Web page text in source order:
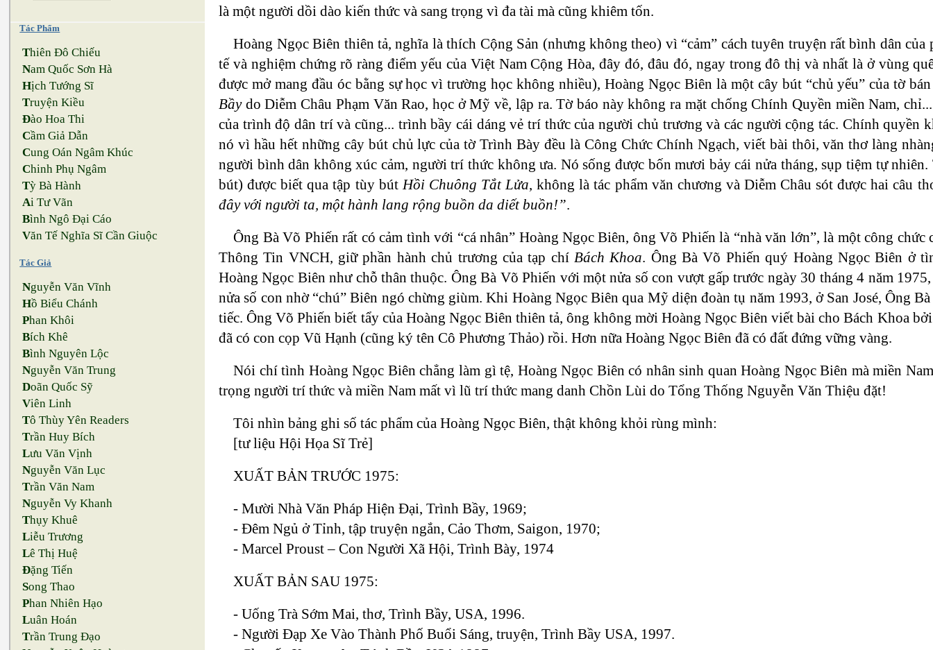
Tác Phẩm
Thiên Đô Chiếu
Nam Quốc Sơn Hà
Hịch Tướng Sĩ
Truyện Kiều
Đào Hoa Thi
Cầm Giả Dẫn
Cung Oán Ngâm Khúc
Chinh Phụ Ngâm
Tỳ Bà Hành
Ai Tư Vãn
Bình Ngô Đại Cáo
Văn Tế Nghĩa Sĩ Cần Giuộc
Tác Giả
Nguyễn Văn Vĩnh
Hồ Biểu Chánh
Phan Khôi
Bích Khê
Bình Nguyên Lộc
Nguyễn Văn Trung
Doãn Quốc Sỹ
Viên Linh
Tô Thùy Yên Readers
Trần Huy Bích
Lưu Văn Vịnh
Nguyễn Văn Lục
Trần Văn Nam
Nguyễn Vy Khanh
Thụy Khuê
Liễu Trương
Lê Thị Huệ
Đặng Tiến
Song Thao
Phan Nhiên Hạo
Luân Hoán
Trần Trung Đạo
là một người dồi dào kiến thức và sang trọng vì đa tài mà cũng khiêm tốn.
Hoàng Ngọc Biên thiên tả, nghĩa là thích Cộng Sản (nhưng không theo) vì “cảm” cách tuyên truyện rất bình dân của
tế và nghiệm chứng rõ ràng điểm yếu của Việt Nam Cộng Hòa, đây đó, đâu đó, ngay trong đô thị và nhất là ở vùng
được mở mang đầu óc bằng sự học vì trường học không nhiều), Hoàng Ngọc Biên là một cây bút “chủ yếu” của tờ
Bầydo Diễm Châu Phạm Văn Rao, học ở Mỹ về, lập ra. Tờ báo này không ra mặt chống Chính Quyền miền Nam,
của trình độ dân trí và cũng... trình bầy cái dáng vẻ trí thức của người chủ trương và các người cộng tác. Chính quyền
nó vì hầu hết những cây bút chủ lực của tờ Trình Bày đều là Công Chức Chính Ngạch, viết bài thôi, văn thơ làng
người bình dân không xúc cảm, người trí thức không ưa. Nó sống được bốn mươi bảy cái nửa tháng, sụp tiệm tự
bút) được biết qua tập tùy bút Hồi Chuông Tắt Lửa, không là tác phẩm văn chương và Diễm Châu sót được hai câu
đây với người ta, một hành lang rộng buồn da diết buồn!”.
Ông Bà Võ Phiến rất có cảm tình với “cá nhân” Hoàng Ngọc Biên, ông Võ Phiến là “nhà văn lớn”, là một công chức
Thông Tin VNCH, giữ phần hành chủ trương của tạp chí Bách Khoa. Ông Bà Võ Phiến quý Hoàng Ngọc Biên ở
Hoàng Ngọc Biên như chỗ thân thuộc. Ông Bà Võ Phiến với một nửa số con vượt gấp trước ngày 30 tháng 4 năm
nửa số con nhờ “chú” Biên ngó chừng giùm. Khi Hoàng Ngọc Biên qua Mỹ diện đoàn tụ năm 1993, ở San José, Ông
tiếc. Ông Võ Phiến biết tẩy của Hoàng Ngọc Biên thiên tả, ông không mời Hoàng Ngọc Biên viết bài cho Bách Khoa
đã có con cọp Vũ Hạnh (cũng ký tên Cô Phương Thảo) rồi. Hơn nữa Hoàng Ngọc Biên đã có đất đứng vững vàng.
Nói chí tình Hoàng Ngọc Biên chẳng làm gì tệ, Hoàng Ngọc Biên có nhân sinh quan Hoàng Ngọc Biên mà miền
trọng người trí thức và miền Nam mất vì lũ trí thức mang danh Chồn Lùi do Tổng Thống Nguyễn Văn Thiệu đặt!
Tôi nhìn bảng ghi số tác phẩm của Hoàng Ngọc Biên, thật không khỏi rùng mình:
[tư liệu Hội Họa Sĩ Trẻ]
XUẤT BẢN TRƯỚC 1975:
- Mười Nhà Văn Pháp Hiện Đại, Trình Bầy, 1969;
- Đêm Ngủ ở Tỉnh, tập truyện ngắn, Cảo Thơm, Saigon, 1970;
- Marcel Proust – Con Người Xã Hội, Trình Bày, 1974
XUẤT BẢN SAU 1975:
- Uống Trà Sớm Mai, thơ, Trình Bầy, USA, 1996.
- Người Đạp Xe Vào Thành Phố Buổi Sáng, truyện, Trình Bầy USA, 1997.